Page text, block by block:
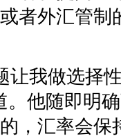
者外汇管制
让我做选择
。他随即明
，汇率会保